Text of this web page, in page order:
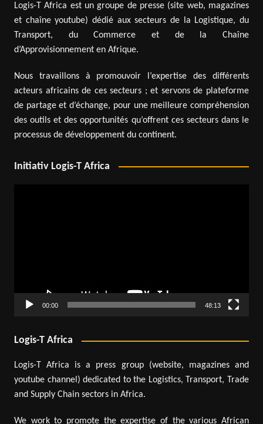
Logis-T Africa est un groupe de presse (site web, magazines
et chaîne youtube) dédié aux secteurs de la Logistique, du
Transport, du Commerce et de la Chaîne
d’Approvisionnement en Afrique.
Nous travaillons à promouvoir l’expertise des différents
acteurs africains de ces secteurs ; et servons de plateforme
de partage et d’échange, pour une meilleure compréhension
des outils et des opportunités qu’offrent ces secteurs dans le
processus de développement du continent.
Initiativ Logis-T Africa
00:00 48:13
Logis-T Africa
Logis-T Africa is a press group (website, magazines and
youtube channel) dedicated to the Logistics, Transport, Trade
and Supply Chain sectors in Africa.
We work to promote the expertise of the various African